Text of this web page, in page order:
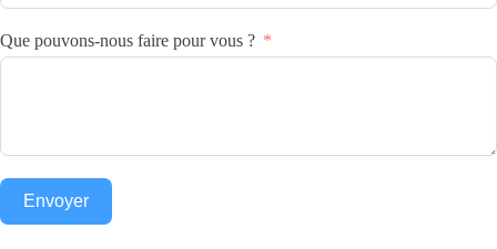
Que pouvons-nous faire pour vous ?
Envoyer